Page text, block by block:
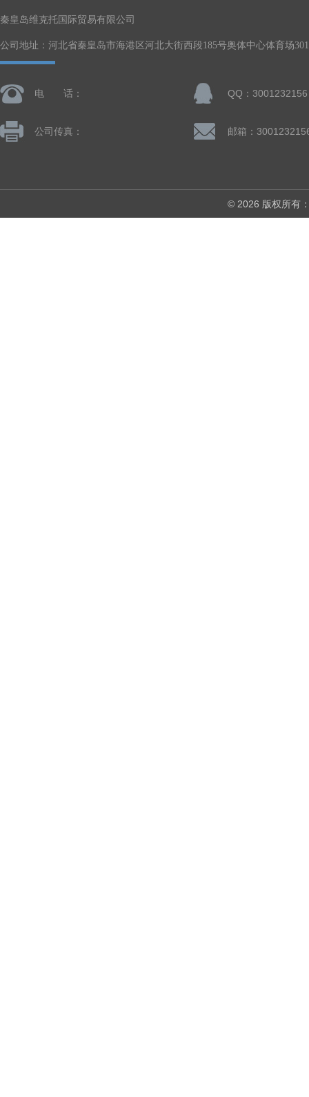
秦皇岛维克托国际贸易有限公司
公司地址：河北省秦皇岛市海港区河北大街西段185号奥体中心体育场
电 话： QQ：3001232156
公司传真： 邮箱：
© 2026 版权所有